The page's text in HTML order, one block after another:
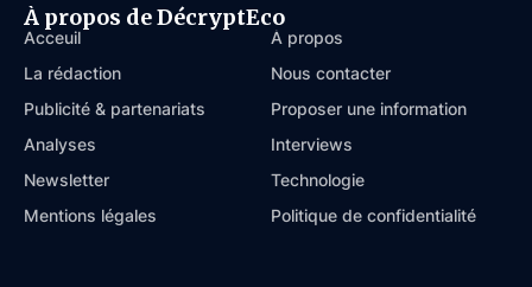
À propos de DécryptEco
Acceuil
À propos
La rédaction
Nous contacter
Publicité & partenariats
Proposer une information
Analyses
Interviews
Newsletter
Technologie
Mentions légales
Politique de confidentialité